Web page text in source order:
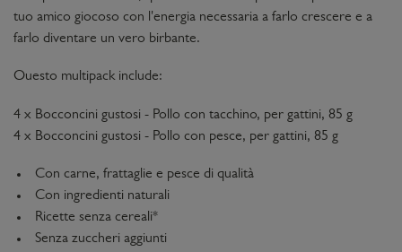
tuo amico giocoso con l'energia necessaria a farlo crescere e a
farlo diventare un vero birbante.
Questo multipack include:
4 x Bocconcini gustosi - Pollo con tacchino, per gattini, 85 g
4 x Bocconcini gustosi - Pollo con pesce, per gattini, 85 g
Con carne, frattaglie e pesce di qualità
Con ingredienti naturali
Ricette senza cereali*
Senza zuccheri aggiunti